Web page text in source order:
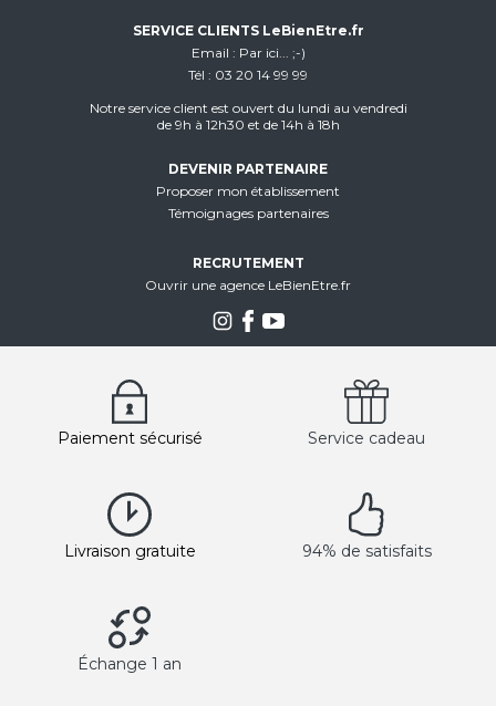
SERVICE CLIENTS LeBienEtre.fr
Email
Par ici... ;-)
Tél
03 20 14 99 99
Notre service client est ouvert du lundi au vendredi
de 9h à 12h30 et de 14h à 18h
DEVENIR PARTENAIRE
Proposer mon établissement
Témoignages partenaires
RECRUTEMENT
Ouvrir une agence LeBienEtre.fr
Paiement sécurisé Service cadeau
Livraison gratuite 94% de satisfaits
Échange 1 an